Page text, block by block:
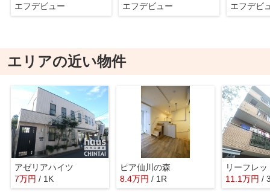
エフデビュー エフデビュー エフデビ
エリアの近い物件
アゼリアハイツ
7万円 / 1K
ピア仙川の森
8.4万円 / 1R 11.1万円 /